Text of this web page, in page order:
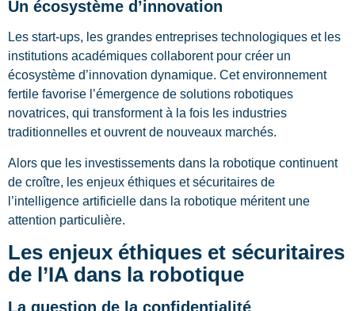
Un écosystème d’innovation
Les start-ups, les grandes entreprises technologiques et les
institutions académiques collaborent pour créer un
écosystème d’innovation dynamique. Cet environnement
fertile favorise l’émergence de solutions robotiques
novatrices, qui transforment à la fois les industries
traditionnelles et ouvrent de nouveaux marchés.
Alors que les investissements dans la robotique continuent
de croître, les enjeux éthiques et sécuritaires de
l’intelligence artificielle dans la robotique méritent une
attention particulière.
Les enjeux éthiques et sécuritaires
de l’IA dans la robotique
La question de la confidentialité